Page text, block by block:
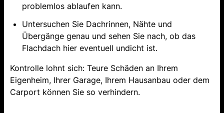
problemlos ablaufen kann.
Untersuchen Sie Dachrinnen, Nähte und
Übergänge genau und sehen Sie nach, ob das
Flachdach hier eventuell undicht ist.
Kontrolle lohnt sich: Teure Schäden an Ihrem
Eigenheim, Ihrer Garage, Ihrem Hausanbau oder dem
Carport können Sie so verhindern.